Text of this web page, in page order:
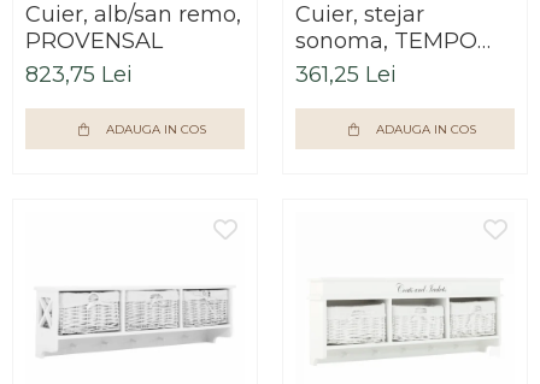
Cuier, alb/san remo,
PROVENSAL
823,75 Lei
ADAUGA IN COS
Cuier, stejar
sonoma, TEMPO
ASISTENT NEW 030
361,25 Lei
ADAUGA IN COS